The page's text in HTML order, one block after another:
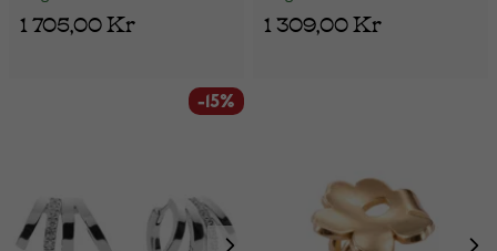
1 705,00 Kr 1 309,00 Kr
-15%